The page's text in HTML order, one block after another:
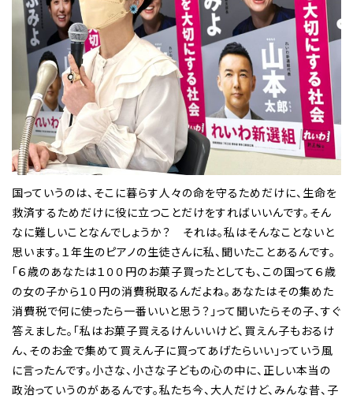
国っていうのは、そこに暮らす人々の命を守るためだけに、生命を
救済するためだけに役に立つことだけをすればいいんです。そん
なに難しいことなんでしょうか？ それは。私はそんなことないと
思います。１年生のピアノの生徒さんに私、聞いたことあるんです。
「６歳のあなたは１００円のお菓子買ったとしても、この国って６歳
の女の子から１０円の消費税取るんだよね。あなたはその集めた
消費税で何に使ったら一番いいと思う？」って聞いたらその子、すぐ
答えました。「私はお菓子買えるけんいいけど、買えん子もおるけ
ん、そのお金で集めて買えん子に買ってあげたらいい」っていう風
に言ったんです。小さな、小さな子どもの心の中に、正しい本当の
政治っていうのがあるんです。私たち今、大人だけど、みんな昔、子